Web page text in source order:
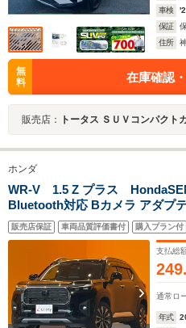
車検
保証
住所
無
料
在庫確認
販売店： トータス ＳＵＶコンパクト
ホンダ
WR-V 1.5 Z プラス
Bluetooth対応 Bカメラ アダプ
ル LEDヘッドライト フォグラ
ュスタート 革巻きステアリング
販売店保証 車両品質評価書付 購入プラン付
支払総
249.
通常ロ
年式